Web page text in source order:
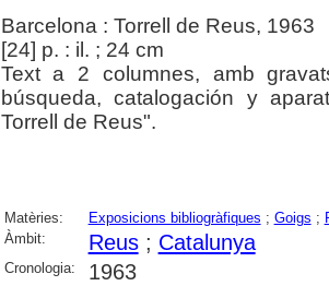
Barcelona : Torrell de Reus, 1963
[24] p. : il. ; 24 cm
Text a 2 columnes, amb
búsqueda, catalogación y
Torrell de Reus".
Matèries: Exposicions bibliogràfiques ; Goigs ;
Àmbit:
Reus; Catalunya
Cronologia: 1963